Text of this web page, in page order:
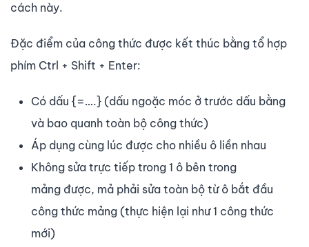
cách này.
Đặc điểm của công thức được kết thúc bằng tổ hợp
phím Ctrl + Shift + Enter:
Có dấu {=….} (dấu ngoặc móc ở trước dấu bằng
và bao quanh toàn bộ công thức)
Áp dụng cùng lúc được cho nhiều ô liền nhau
Không sửa trực tiếp trong 1 ô bên trong
mảng được, mả phải sửa toàn bộ từ ô bắt đầu
công thức mảng (thực hiện lại như 1 công thức
mới)